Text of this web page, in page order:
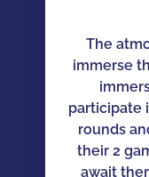
The
immerse
participate
rounds
their 2
await